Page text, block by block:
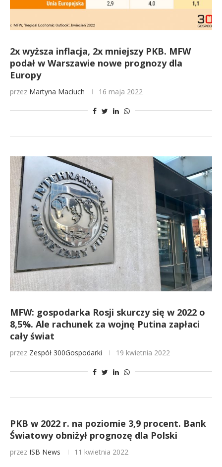
2x wyższa inflacja, 2x mniejszy PKB. MFW
podał w Warszawie nowe prognozy dla
Europy
przez Martyna Maciuch 16 maja 2022
MFW: gospodarka Rosji skurczy się w 2022 o
8,5%. Ale rachunek za wojnę Putina zapłaci
cały świat
przez Zespół 300Gospodarki 19 kwietnia 2022
PKB w 2022 r. na poziomie 3,9 procent. Bank
Światowy obniżył prognozę dla Polski
przez ISB News 11 kwietnia 2022